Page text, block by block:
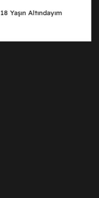
18 Yaşın Altındayım